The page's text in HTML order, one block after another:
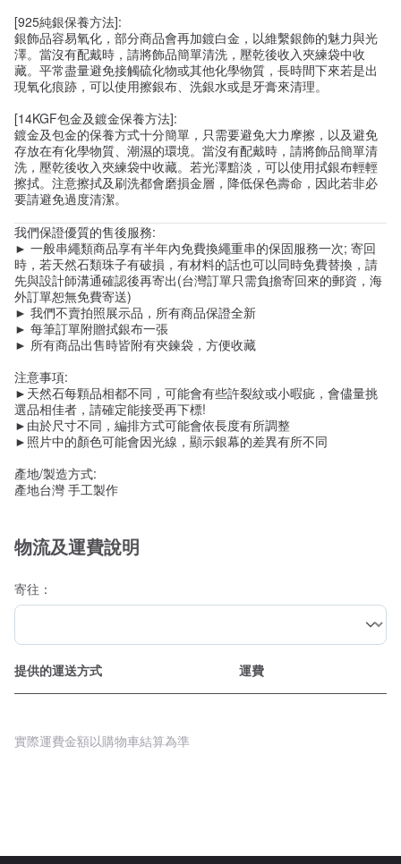
[925純銀保養方法]:
銀飾品容易氧化，部分商品會再加鍍白金，以維繫銀飾的魅力與光
澤。當沒有配戴時，請將飾品簡單清洗，壓乾後收入夾練袋中收
藏。平常盡量避免接觸硫化物或其他化學物質，長時間下來若是出
現氧化痕跡，可以使用擦銀布、洗銀水或是牙膏來清理。
[14KGF包金及鍍金保養方法]:
鍍金及包金的保養方式十分簡單，只需要避免大力摩擦，以及避免
存放在有化學物質、潮濕的環境。當沒有配戴時，請將飾品簡單清
洗，壓乾後收入夾練袋中收藏。若光澤黯淡，可以使用拭銀布輕輕
擦拭。注意擦拭及刷洗都會磨損金層，降低保色壽命，因此若非必
要請避免過度清潔。
我們保證優質的售後服務:
► 一般串繩類商品享有半年內免費換繩重串的保固服務一次; 寄回
時，若天然石類珠子有破損，有材料的話也可以同時免費替換，請
先與設計師溝通確認後再寄出(台灣訂單只需負擔寄回來的郵資，海
外訂單恕無免費寄送)
► 我們不賣拍照展示品，所有商品保證全新
► 每筆訂單附贈拭銀布一張
► 所有商品出售時皆附有夾鍊袋，方便收藏
注意事項:
►天然石每顆品相都不同，可能會有些許裂紋或小暇疵，會儘量挑
選品相佳者，請確定能接受再下標!
►由於尺寸不同，編排方式可能會依長度有所調整
►照片中的顏色可能會因光線，顯示銀幕的差異有所不同
產地/製造方式:
產地台灣 手工製作
物流及運費說明
寄往：
提供的運送方式 運費
實際運費金額以購物車結算為準